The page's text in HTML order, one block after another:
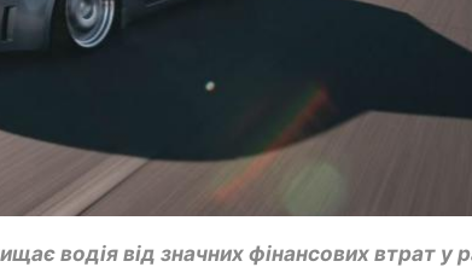
водія від значних фінансових втрат у